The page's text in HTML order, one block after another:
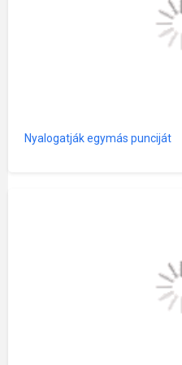
Nyalogatják egymás punciját